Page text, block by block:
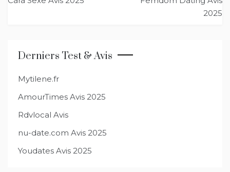
2025
Derniers Test & Avis
Mytilene.fr
AmourTimes Avis 2025
Rdvlocal Avis
nu-date.com Avis 2025
Youdates Avis 2025